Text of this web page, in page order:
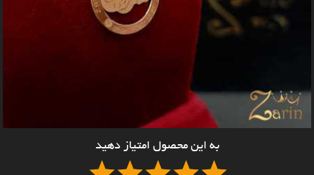
به این محصول امتیاز دهید